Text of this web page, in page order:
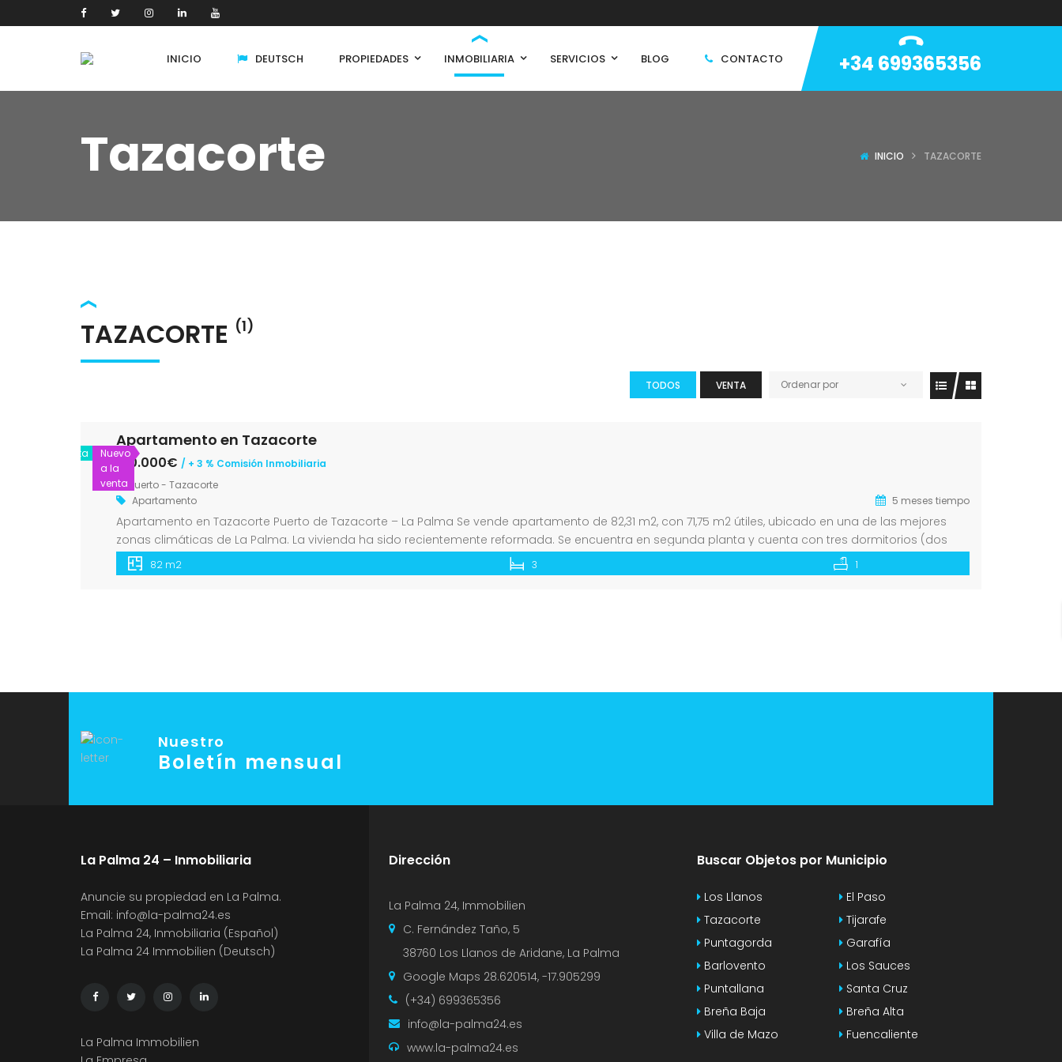
INICIO DEUTSCH PROPIEDADES INMOBILIARIA SERVICIOS BLOG CONTACTO +34 699365356
Tazacorte INICIO TAZACORTE
TAZACORTE (1)
TODOS VENTA Ordenar por
Nuevo
a la
venta
Venta
Apartamento en Tazacorte
180.000€ / + 3 % Comisión Inmobiliaria
Puerto - Tazacorte
Apartamento
5 meses tiempo
Apartamento en Tazacorte Puerto de Tazacorte – La Palma Se vende apartamento de 82,31 m2, con 71,75 m2 útiles, ubicado en una de las mejores
zonas climáticas de La Palma. La vivienda ha sido recientemente reformada. Se encuentra en segunda planta y cuenta con tres dormitorios (dos
individuales y uno doble), un baño con ducha, […]
82 m2 3 1
Nuestro
Boletín mensual
La Palma 24 – Inmobiliaria
Anuncie su propiedad en La Palma.
Email: info@la-palma24.es
La Palma 24, Inmobiliaria (Español)
La Palma 24 Immobilien (Deutsch)
La Palma Immobilien
Dirección
La Palma 24, Immobilien
C. Fernández Taño, 5
38760 Los Llanos de Aridane, La Palma
Google Maps 28.620514, -17.905299
(+34) 699365356
info@la-palma24.es
www.la-palma24.es
Buscar Objetos por Municipio
Los Llanos
El Paso
Tazacorte
Tijarafe
Puntagorda
Garafía
Barlovento
Los Sauces
Puntallana
Santa Cruz
Breña Baja
Breña Alta
Villa de Mazo
Fuencaliente